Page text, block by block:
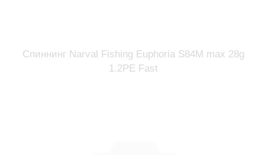
Спиннинг Narval Fishing Euphoria S84M max 28g
1.2PE Fast